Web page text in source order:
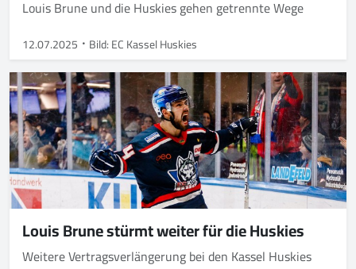
Louis Brune und die Huskies gehen getrennte Wege
12.07.2025 Bild: EC Kassel Huskies
Louis Brune stürmt weiter für die Huskies
Weitere Vertragsverlängerung bei den Kassel Huskies